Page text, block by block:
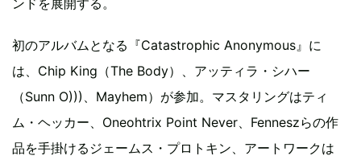
ンドを展開する。
初のアルバムとなる『Catastrophic Anonymous』に
は、Chip King（The Body）、アッティラ・シハー
（Sunn O)))、Mayhem）が参加。マスタリングはティ
ム・ヘッカー、Oneohtrix Point Never、Fenneszらの作
品を手掛けるジェームス・プロトキン、アートワークは